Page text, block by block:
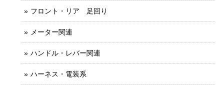
フロント・リア 足回り
メーター関連
ハンドル・レバー関連
ハーネス・電装系